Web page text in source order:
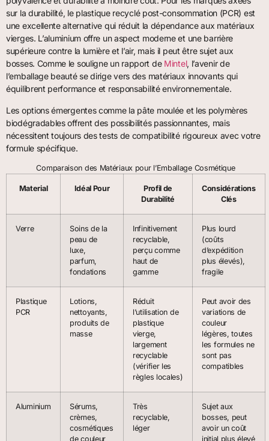
sur la durabilité, le plastique recyclé post-consommation (PCR) est
une excellente alternative qui réduit la dépendance aux matériaux
vierges. L’aluminium offre un aspect moderne et une barrière
supérieure contre la lumière et l’air, mais il peut être sujet aux
bosses. Comme le souligne un rapport de Mintel, l’avenir de
l’emballage beauté se dirige vers des matériaux innovants qui
équilibrent performance et responsabilité environnementale.
Les options émergentes comme la pâte moulée et les polymères
biodégradables offrent des possibilités passionnantes, mais
nécessitent toujours des tests de compatibilité rigoureux avec votre
formule spécifique.
Comparaison des Matériaux pour l’Emballage Cosmétique
Material Idéal Pour
Profil de
Durabilité
Considérations
Clés
Verre
Soins de la
peau de
luxe,
parfum,
fondations
Infinitivement
recyclable,
perçu comme
haut de
gamme
Plus lourd
(coûts
d’expédition
plus élevés),
fragile
Plastique
PCR
Lotions,
nettoyants,
produits de
masse
Réduit
l’utilisation de
plastique
vierge,
largement
recyclable
(vérifier les
règles locales)
Peut avoir des
variations de
couleur
légères, toutes
les formules ne
sont pas
compatibles
Aluminium
Sérums,
crèmes,
cosmétiques
de couleur
Très
recyclable,
léger
Sujet aux
bosses, peut
avoir un coût
initial plus élevé